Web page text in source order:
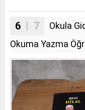
6 | 7
Okula
Okuma Yazma